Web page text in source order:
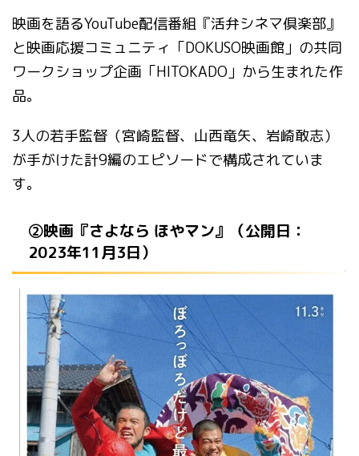
映画を語るYouTube配信番組『活弁シネマ倶楽部』
と映画応援コミュニティ「DOKUSO映画館」の共同
ワークショップ企画「HITOKADO」から生まれた作
品。
3人の若手監督（宮崎監督、山西竜矢、岩崎敢志）
が手がけた計9編のエピソードで構成されていま
す。
②映画『さよなら ほやマン』（公開日：
2023年11月3日）